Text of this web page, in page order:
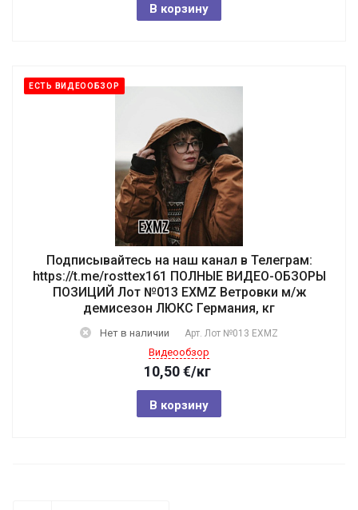
В корзину
ЕСТЬ ВИДЕООБЗОР
Подписывайтесь на наш канал в Телеграм:
https://t.me/rosttex161 ПОЛНЫЕ ВИДЕО-ОБЗОРЫ
ПОЗИЦИЙ Лот №013 EXMZ Ветровки м/ж
демисезон ЛЮКС Германия, кг
Нет в наличии Арт. Лот №013 EXMZ
Видеообзор
10,50€/кг
В корзину